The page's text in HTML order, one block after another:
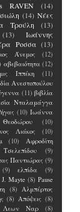
RAVEN
(14)
(14) Νέες
Τρούλη
(13)
(13)
Ιωάννης
Ροσσα (13)
Άνεμος
(12)
αβεβαιότητα (12)
Ιππέκη
(11)
Ανεστοπούλου
(11) βιβλία
Νταλαμάγγα
(10) Ιωάννα
(10)
Λιάκος
(10)
(10)
Αφροδίτη
(9)
Παντιώρας (9)
(9) ελπίδα
(9)
J. Mayte (8) Pause
(8) Αλμπέρτος
(8) Απόψεις (8)
Λεων Ναρ
(8)